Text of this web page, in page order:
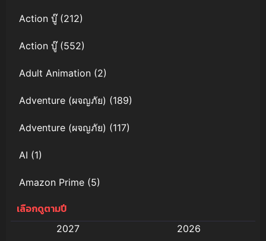
Action บู๊(212)
Action บู๊(552)
Adult Animation (2)
Adventure (ผจญภัย) (189)
Adventure (ผจญภัย) (117)
AI (1)
Amazon Prime (5)
Anal (ประตูหลัง)
เลือกดูตามปี
2027
2026